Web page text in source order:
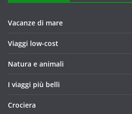
Vacanze di mare
Viaggi low-cost
Natura e animali
I viaggi più belli
Crociera